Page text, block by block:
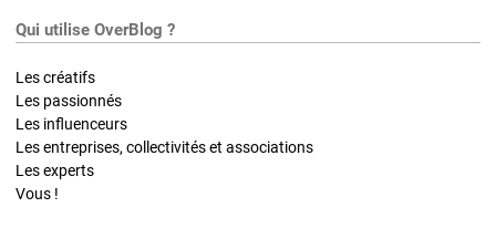
Qui utilise OverBlog ?
Les créatifs
Les passionnés
Les influenceurs
Les entreprises, collectivités et associations
Les experts
Vous !